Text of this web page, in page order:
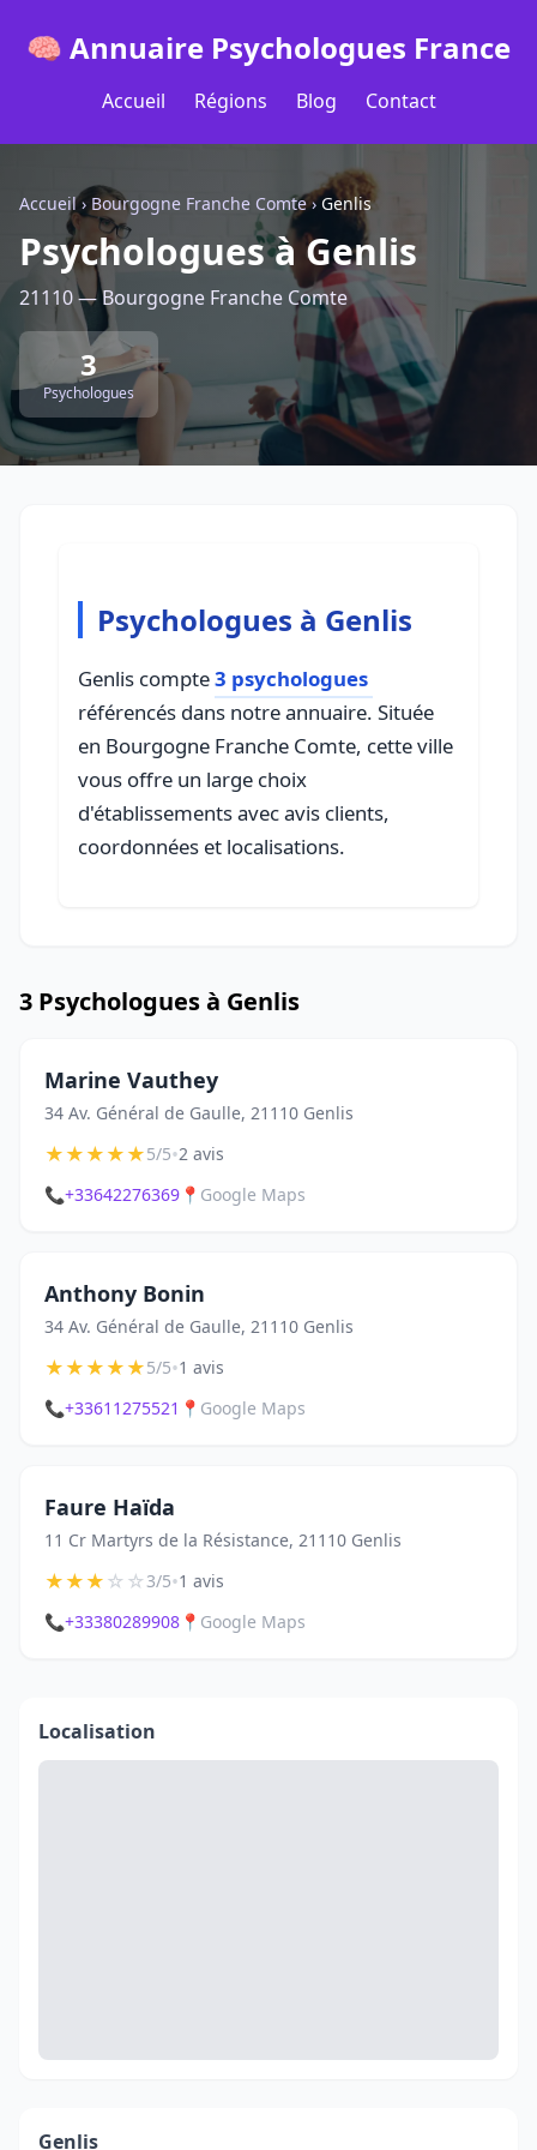
🧠 Annuaire Psychologues France
Accueil Régions Blog Contact
Accueil› Bourgogne Franche Comte›Genlis
Psychologues à Genlis
21110 — Bourgogne Franche Comte
3
Psychologues
Psychologues à Genlis
Genlis compte3 psychologues
référencés dans notre annuaire. Située
en Bourgogne Franche Comte, cette ville
vous offre un large choix
d'établissements avec avis clients,
coordonnées et localisations.
3 Psychologues à Genlis
Marine Vauthey
34 Av. Général de Gaulle, 21110 Genlis
★★★★★5/5•2 avis
📞+33642276369 📍 Google Maps
Anthony Bonin
34 Av. Général de Gaulle, 21110 Genlis
★★★★★5/5•1 avis
📞+33611275521 📍 Google Maps
Faure Haïda
11 Cr Martyrs de la Résistance, 21110 Genlis
★★★☆☆3/5•1 avis
📞+33380289908 📍 Google Maps
Localisation
Genlis